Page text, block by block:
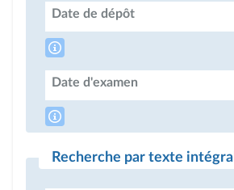
Date de dépôt
Date d'examen
Recherche par texte intégral